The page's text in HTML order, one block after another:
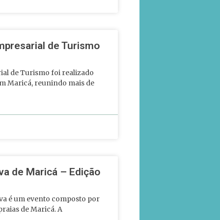
de Turismo
de Turismo foi realizado
Maricá, reunindo mais de
de Maricá – Edição
é um evento composto por
de Maricá. A